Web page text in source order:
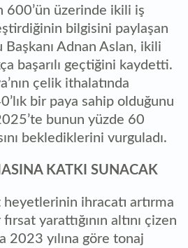
600’ün üzerinde ikili iş
bilgisini paylaşan
Adnan Aslan, ikili
başarılı geçtiğini kaydetti.
çelik ithalatında
bir paya sahip olduğunu
bunun yüzde 60
beklediklerini vurguladı.
KATKI SUNACAK
ihracatı artırma
yarattığının altını çizen
2023 yılına göre tonaj